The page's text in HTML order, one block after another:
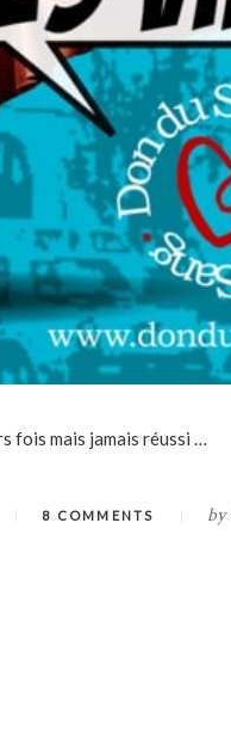
fois mais jamais réussi …
8 COMMENTS by